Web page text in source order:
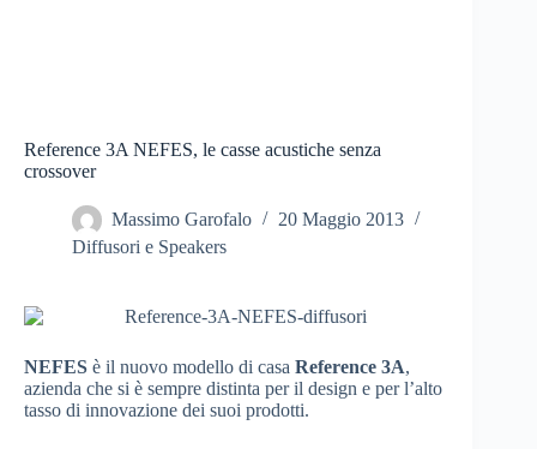
Reference 3A NEFES, le casse acustiche senza
crossover
Massimo Garofalo
20 Maggio 2013
Diffusori e Speakers
NEFES è il nuovo modello di casa Reference 3A,
azienda che si è sempre distinta per il design e per l’alto
tasso di innovazione dei suoi prodotti.